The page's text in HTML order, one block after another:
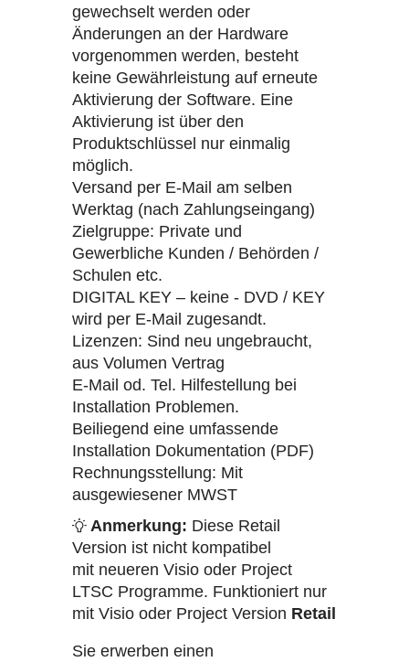
gewechselt werden oder
Änderungen an der Hardware
vorgenommen werden, besteht
keine Gewährleistung auf erneute
Aktivierung der Software. Eine
Aktivierung ist über den
Produktschlüssel nur einmalig
möglich.
Versand per E-Mail am selben
Werktag (nach Zahlungseingang)
Zielgruppe: Private und
Gewerbliche Kunden / Behörden /
Schulen etc.
DIGITAL KEY – keine - DVD / KEY
wird per E-Mail zugesandt.
Lizenzen: Sind neu ungebraucht,
aus Volumen Vertrag
E-Mail od. Tel. Hilfestellung bei
Installation Problemen.
Beiliegend eine umfassende
Installation Dokumentation (PDF)
Rechnungsstellung: Mit
ausgewiesener MWST
Anmerkung: Diese Retail
Version ist nicht kompatibel
mit neueren Visio oder Project
LTSC Programme. Funktioniert nur
mit Visio oder Project Version Retail
Sie erwerben einen